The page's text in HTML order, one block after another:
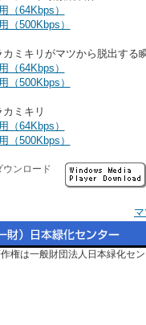
（64Kbps）
（500Kbps）
カミキリがマツから脱出する
（64Kbps）
（500Kbps）
ミキリ
（64Kbps）
（500Kbps）
ウンロード
権は一般財団法人日本緑化セ